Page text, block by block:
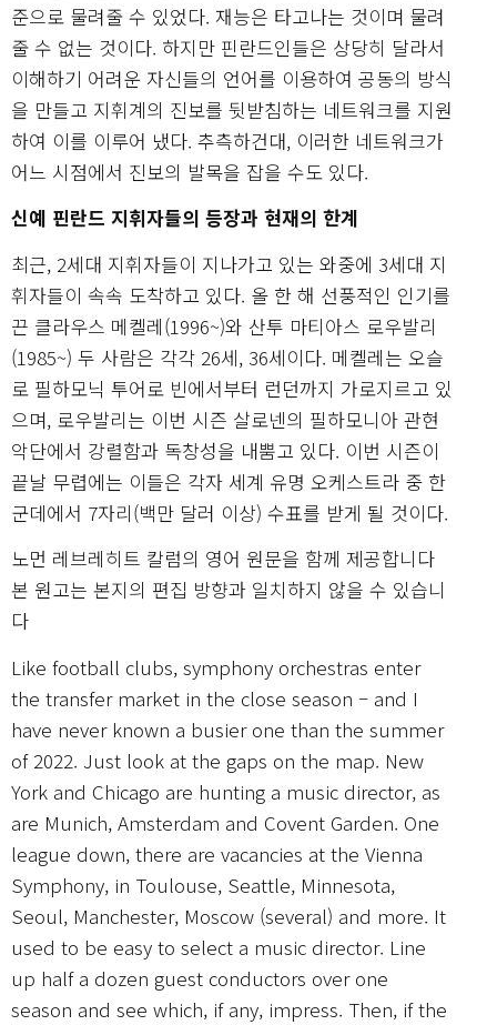
준으로 물려줄 수 있었다. 재능은 타고나는 것이며 물려
줄 수 없는 것이다. 하지만 핀란드인들은 상당히 달라서
이해하기 어려운 자신들의 언어를 이용하여 공동의 방식
을 만들고 지휘계의 진보를 뒷받침하는 네트워크를 지원
하여 이를 이루어 냈다. 추측하건대, 이러한 네트워크가
어느 시점에서 진보의 발목을 잡을 수도 있다.
신예 핀란드 지휘자들의 등장과 현재의 한계
최근, 2세대 지휘자들이 지나가고 있는 와중에 3세대 지
휘자들이 속속 도착하고 있다. 올 한 해 선풍적인 인기를
끈 클라우스 메켈레(1996~)와 산투 마티아스 로우발리
(1985~) 두 사람은 각각 26세, 36세이다. 메켈레는 오슬
로 필하모닉 투어로 빈에서부터 런던까지 가로지르고 있
으며, 로우발리는 이번 시즌 살로넨의 필하모니아 관현
악단에서 강렬함과 독창성을 내뿜고 있다. 이번 시즌이
끝날 무렵에는 이들은 각자 세계 유명 오케스트라 중 한
군데에서 7자리(백만 달러 이상) 수표를 받게 될 것이다.
노먼 레브레히트 칼럼의 영어 원문을 함께 제공합니다
본 원고는 본지의 편집 방향과 일치하지 않을 수 있습니
다
Like football clubs, symphony orchestras enter
the transfer market in the close season – and I
have never known a busier one than the summer
of 2022. Just look at the gaps on the map. New
York and Chicago are hunting a music director, as
are Munich, Amsterdam and Covent Garden. One
league down, there are vacancies at the Vienna
Symphony, in Toulouse, Seattle, Minnesota,
Seoul, Manchester, Moscow (several) and more. It
used to be easy to select a music director. Line
up half a dozen guest conductors over one
season and see which, if any, impress. Then, if the